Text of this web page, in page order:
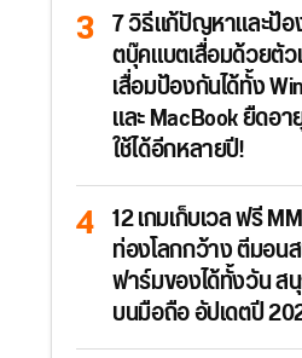
7 วิธีแก้ปัญหาและป้อ
ตบุ๊คแบตเสื่อมด้วยตั
เสื่อมป้องกันได้ทั้ง
และ MacBook ยืดอ
ใช้ได้อีกหลายปี!
12 เกมเก็บเวล ฟรี
ท่องโลกกว้าง ตีมอน
ฟาร์มของได้ทั้งวัน
บนมือถือ อัปเดตปี